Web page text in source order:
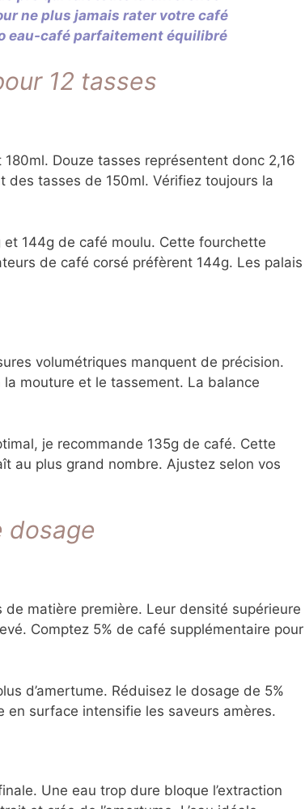
ne plus jamais rater votre café
eau-café parfaitement équilibré
12 tasses
Douze tasses représentent donc 2,16
des tasses de 150ml. Vérifiez toujours la
et 144g de café moulu. Cette fourchette
de café corsé préfèrent 144g. Les palais
volumétriques manquent de précision.
mouture et le tassement. La balance
je recommande 135g de café. Cette
au plus grand nombre. Ajustez selon vos
dosage
matière première. Leur densité supérieure
Comptez 5% de café supplémentaire pour
d’amertume. Réduisez le dosage de 5%
en surface intensifie les saveurs amères.
Une eau trop dure bloque l’extraction